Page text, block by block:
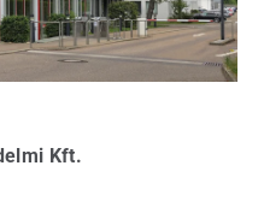
Kft.